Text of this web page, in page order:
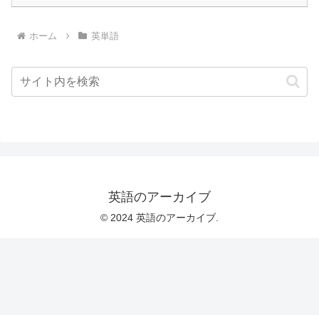
ホーム 英単語
英語のアーカイブ
© 2024 英語のアーカイブ.